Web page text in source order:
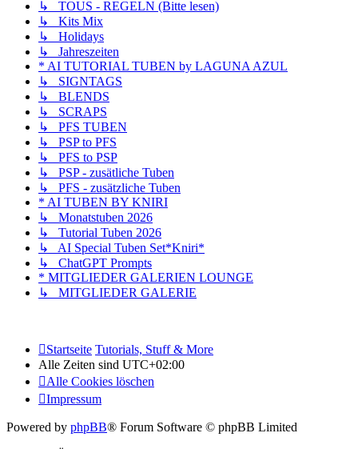
↳ TOUS - REGELN (Bitte lesen)
↳ Kits Mix
↳ Holidays
↳ Jahreszeiten
* AI TUTORIAL TUBEN by LAGUNA AZUL
↳ SIGNTAGS
↳ BLENDS
↳ SCRAPS
↳ PFS TUBEN
↳ PSP to PFS
↳ PFS to PSP
↳ PSP - zusätliche Tuben
↳ PFS - zusätzliche Tuben
* AI TUBEN BY KNIRI
↳ Monatstuben 2026
↳ Tutorial Tuben 2026
↳ AI Special Tuben Set*Kniri*
↳ ChatGPT Prompts
* MITGLIEDER GALERIEN LOUNGE
↳ MITGLIEDER GALERIE
Startseite Tutorials, Stuff & More
Alle Zeiten sind UTC+02:00
Alle Cookies löschen
Impressum
Powered by phpBB® Forum Software © phpBB Limited